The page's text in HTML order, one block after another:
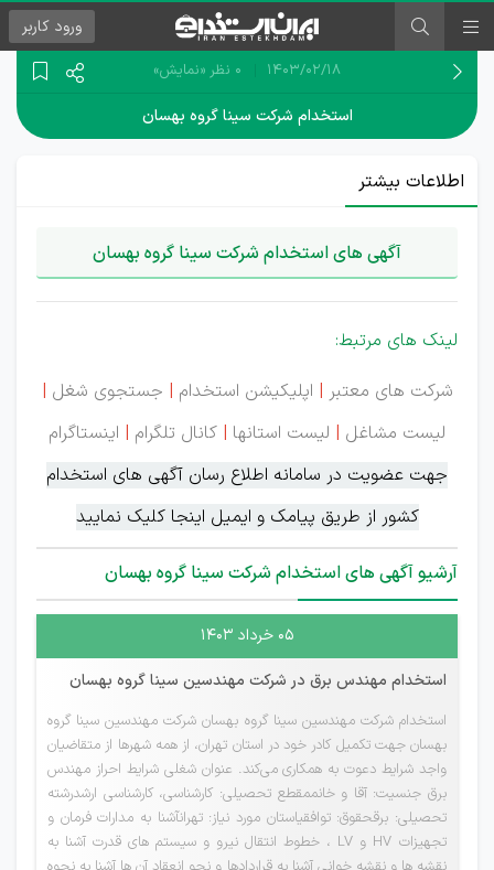
ورود کاربر
۱۴۰۳/۰۲/۱۸ 0 نظر «نمایش»
استخدام شرکت سینا گروه بهسان
اطلاعات بیشتر
آگهی های استخدام شرکت سینا گروه بهسان
لینک های مرتبط:
شرکت های معتبر | اپلیکیشن استخدام | جستجوی شغل |
لیست مشاغل | لیست استانها | کانال تلگرام | اینستاگرام
جهت عضویت در سامانه اطلاع رسان آگهی های استخدام
کشور از طریق پیامک و ایمیل اینجا کلیک نمایید
آرشیو آگهی های استخدام شرکت سینا گروه بهسان
۰۵ خرداد ۱۴۰۳
استخدام مهندس برق در شرکت مهندسین سینا گروه بهسان
استخدام شرکت مهندسین سینا گروه بهسان شرکت مهندسین سینا گروه
بهسان جهت تکمیل کادر خود در استان تهران، از همه شهرها از متقاضیان
واجد شرایط دعوت به همکاری می‌کند. عنوان شغلی شرایط احراز مهندس
برق جنسیت: آقا و خانممقطع تحصیلی: کارشناسی، کارشناسی ارشدرشته
تحصیلی: برقحقوق: توافقیاستان مورد نیاز: تهرانآشنا به مدارات فرمان و
تجهیزات HV و LV ، خطوط انتقال نیرو و سیستم های قدرت آشنا به